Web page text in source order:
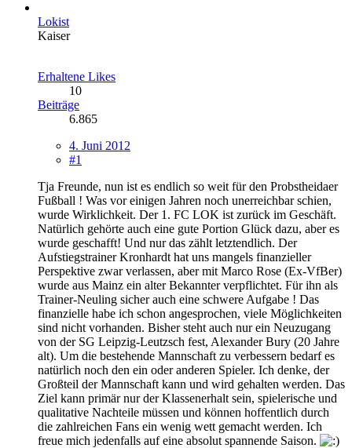
Lokist
Kaiser
Erhaltene Likes
10
Beiträge
6.865
4. Juni 2012
#1
Tja Freunde, nun ist es endlich so weit für den Probstheidaer
Fußball ! Was vor einigen Jahren noch unerreichbar schien,
wurde Wirklichkeit. Der 1. FC LOK ist zurück im Geschäft.
Natürlich gehörte auch eine gute Portion Glück dazu, aber es
wurde geschafft! Und nur das zählt letztendlich. Der
Aufstiegstrainer Kronhardt hat uns mangels finanzieller
Perspektive zwar verlassen, aber mit Marco Rose (Ex-VfBer)
wurde aus Mainz ein alter Bekannter verpflichtet. Für ihn als
Trainer-Neuling sicher auch eine schwere Aufgabe ! Das
finanzielle habe ich schon angesprochen, viele Möglichkeiten
sind nicht vorhanden. Bisher steht auch nur ein Neuzugang
von der SG Leipzig-Leutzsch fest, Alexander Bury (20 Jahre
alt). Um die bestehende Mannschaft zu verbessern bedarf es
natürlich noch den ein oder anderen Spieler. Ich denke, der
Großteil der Mannschaft kann und wird gehalten werden. Das
Ziel kann primär nur der Klassenerhalt sein, spielerische und
qualitative Nachteile müssen und können hoffentlich durch
die zahlreichen Fans ein wenig wett gemacht werden. Ich
freue mich jedenfalls auf eine absolut spannende Saison.